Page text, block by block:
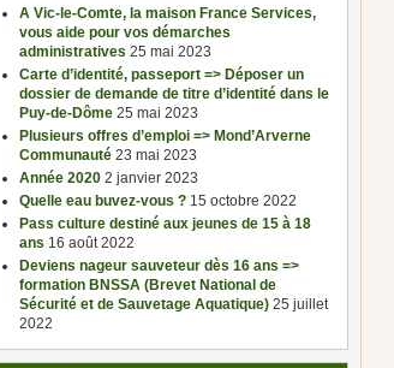
A Vic-le-Comte, la maison France Services,
vous aide pour vos démarches
administratives 25 mai 2023
Carte d’identité, passeport => Déposer un
dossier de demande de titre d’identité dans le
Puy-de-Dôme 25 mai 2023
Plusieurs offres d’emploi => Mond’Arverne
Communauté 23 mai 2023
Année 2020 2 janvier 2023
Quelle eau buvez-vous ? 15 octobre 2022
Pass culture destiné aux jeunes de 15 à 18
ans 16 août 2022
Deviens nageur sauveteur dès 16 ans =>
formation BNSSA (Brevet National de
Sécurité et de Sauvetage Aquatique) 25 juillet
2022